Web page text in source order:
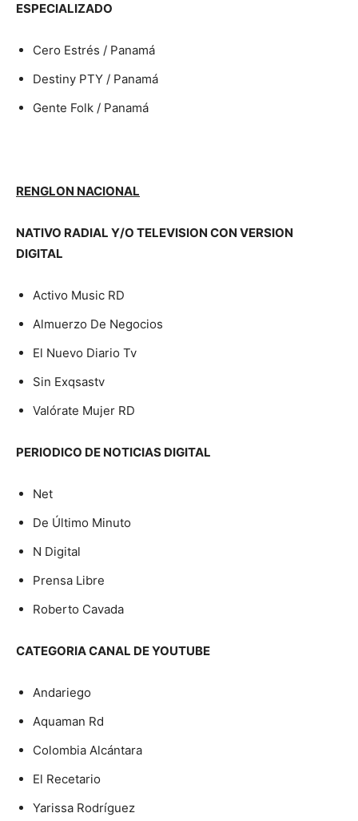
ESPECIALIZADO
Cero Estrés / Panamá
Destiny PTY / Panamá
Gente Folk / Panamá
RENGLON NACIONAL
NATIVO RADIAL Y/O TELEVISION CON VERSION
DIGITAL
Activo Music RD
Almuerzo De Negocios
El Nuevo Diario Tv
Sin Exqsastv
Valórate Mujer RD
PERIODICO DE NOTICIAS DIGITAL
Net
De Último Minuto
N Digital
Prensa Libre
Roberto Cavada
CATEGORIA CANAL DE YOUTUBE
Andariego
Aquaman Rd
Colombia Alcántara
El Recetario
Yarissa Rodríguez